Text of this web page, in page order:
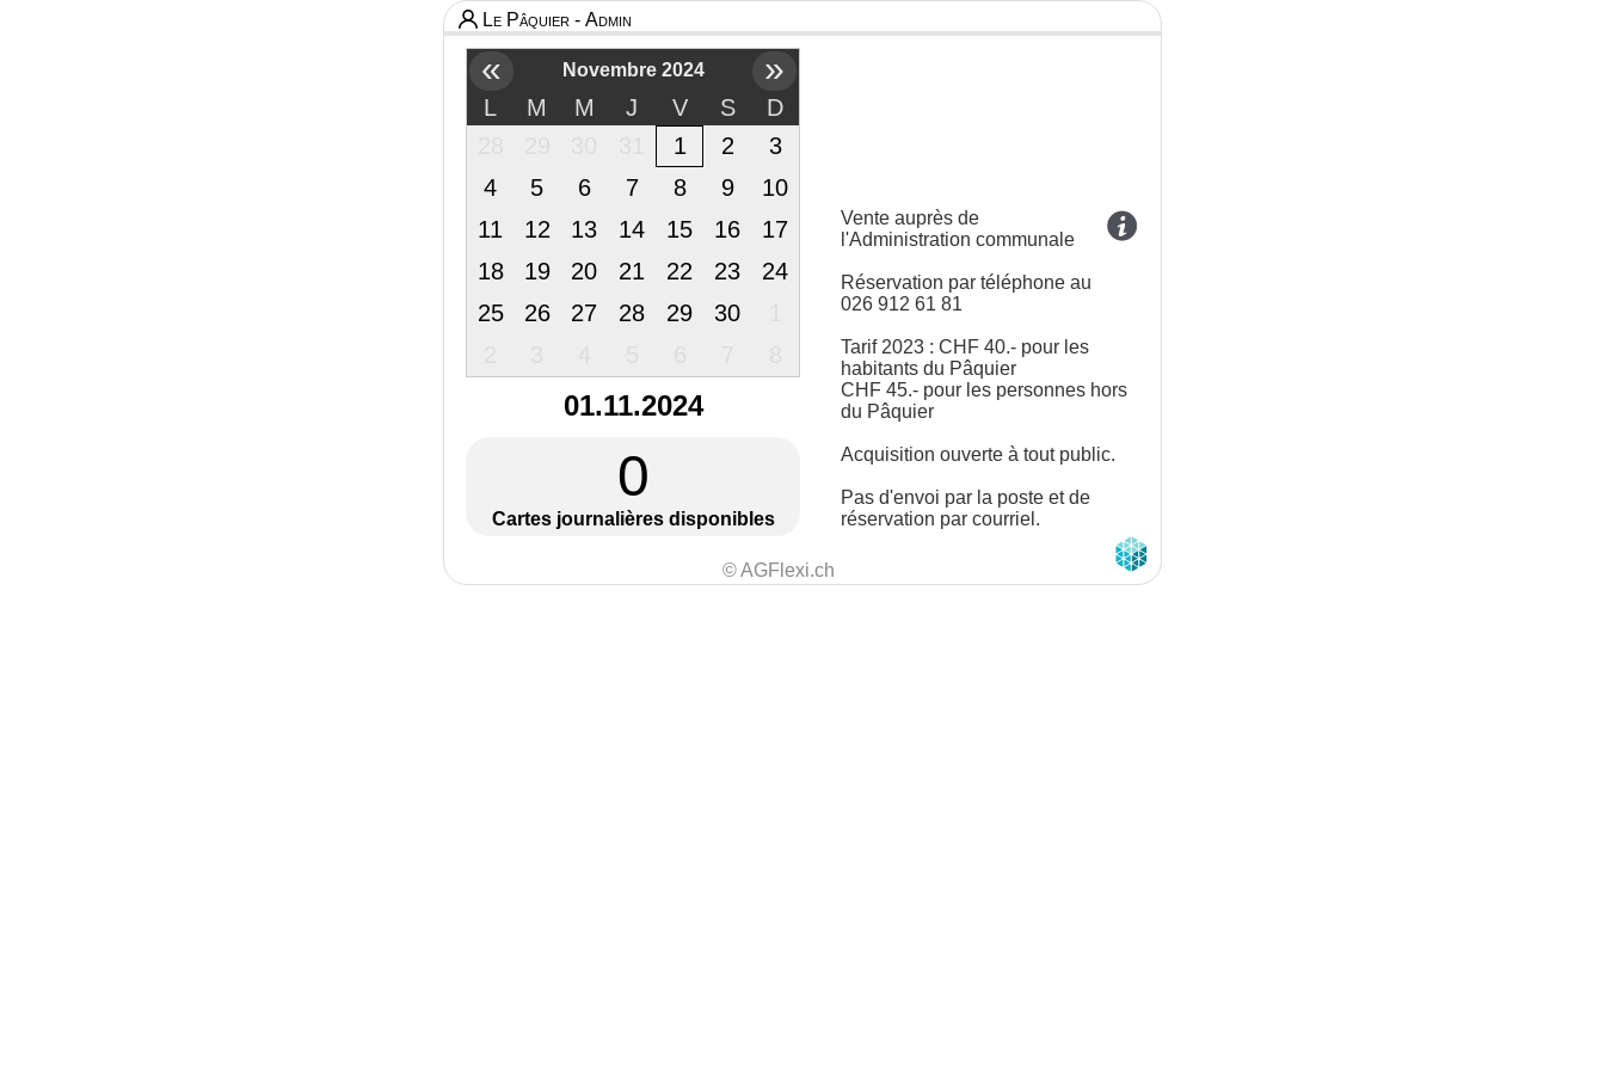
Le Pâquier - Admin
« Novembre 2024 »
L M M J V S
D
1 2
3
4
5 6 7 8 9
10
11
12 13 14 15 16
17
18
19 20 21 22 23
24
25
26 27 28 29 30
01.11.2024
0
Cartes journalières disponibles
Vente auprès de
l'Administration communale
Réservation par téléphone au
026 912 61 81
Tarif 2023 : CHF 40.- pour les
habitants du Pâquier
CHF 45.- pour les personnes hors
du Pâquier
Acquisition ouverte à tout public.
Pas d'envoi par la poste et de
réservation par courriel.
© AGFlexi.ch